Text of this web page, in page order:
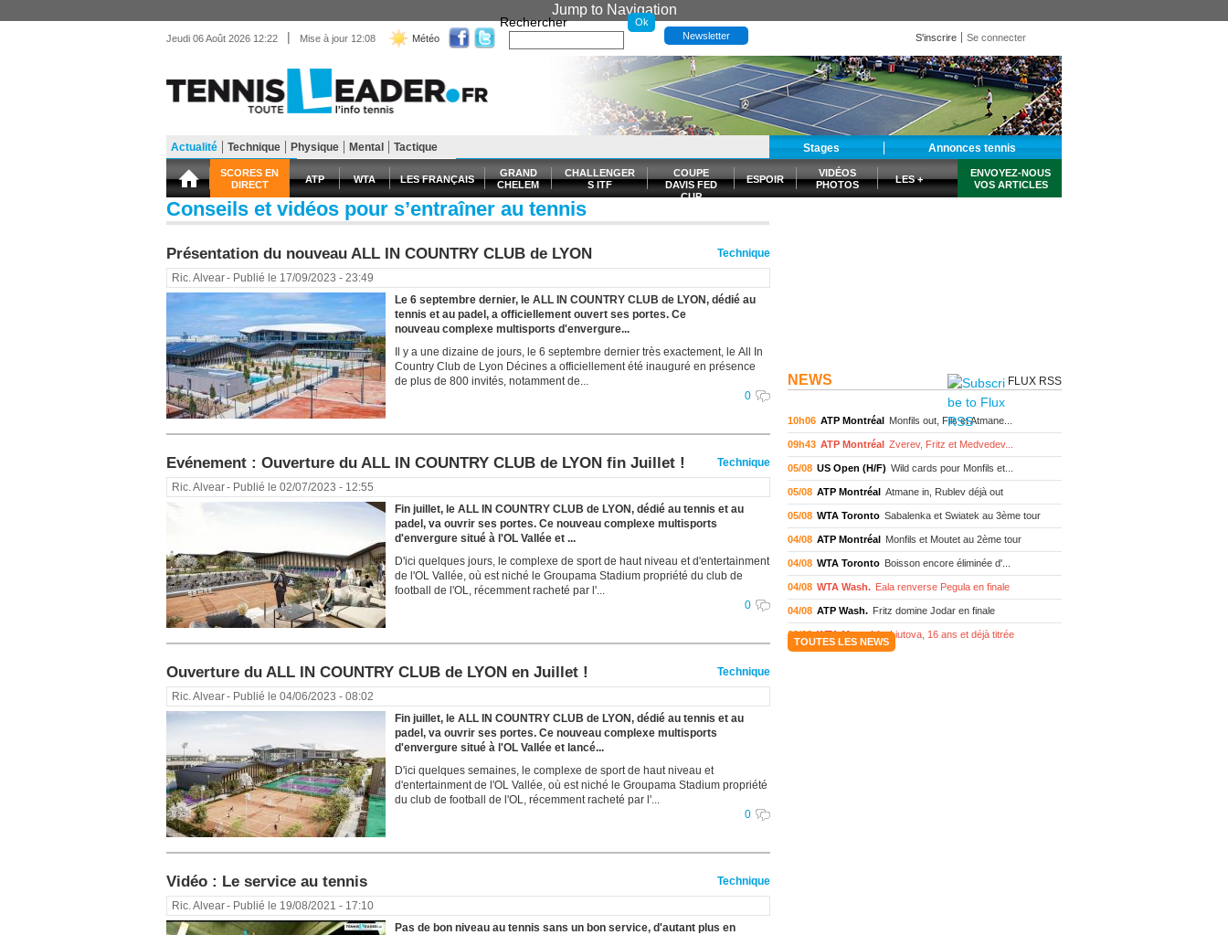
Jump to Navigation
Jeudi 06 Août 2026 12:22 | Mise à jour 12:08 Météo
Rechercher
Newsletter S'inscrire Se connecter
Matériel Entraînement Stages Annonces tennis
SCORES EN
DIRECT
ATP WTA LES FRANÇAIS
GRAND
CHELEM
CHALLENGER
S ITF
COUPE
DAVIS FED
CUP
ESPOIR
VIDÉOS
PHOTOS
LES +
ENVOYEZ-NOUS
VOS ARTICLES
Actualité Technique Physique Mental Tactique
Conseils et vidéos pour s’entraîner au tennis
Présentation du nouveau ALL IN COUNTRY CLUB de LYON
Technique
Ric. Alvear- Publié le 17/09/2023 - 23:49
Le 6 septembre dernier, le ALL IN COUNTRY CLUB de LYON, dédié au
tennis et au padel, a officiellement ouvert ses portes. Ce
nouveau complexe multisports d'envergure...
Il y a une dizaine de jours, le 6 septembre dernier très exactement, le All In
Country Club de Lyon Décines a officiellement été inauguré en présence
de plus de 800 invités, notamment de...
0
Evénement : Ouverture du ALL IN COUNTRY CLUB de LYON fin Juillet !
Technique
Ric. Alvear- Publié le 02/07/2023 - 12:55
Fin juillet, le ALL IN COUNTRY CLUB de LYON, dédié au tennis et au
padel, va ouvrir ses portes. Ce nouveau complexe multisports
d'envergure situé à l'OL Vallée et ...
D'ici quelques jours, le complexe de sport de haut niveau et d'entertainment
de l'OL Vallée, où est niché le Groupama Stadium propriété du club de
football de l'OL, récemment racheté par l'...
0
Ouverture du ALL IN COUNTRY CLUB de LYON en Juillet !
Technique
Ric. Alvear- Publié le 04/06/2023 - 08:02
Fin juillet, le ALL IN COUNTRY CLUB de LYON, dédié au tennis et au
padel, va ouvrir ses portes. Ce nouveau complexe multisports
d'envergure situé à l'OL Vallée et lancé...
D'ici quelques semaines, le complexe de sport de haut niveau et
d'entertainment de l'OL Vallée, où est niché le Groupama Stadium propriété
du club de football de l'OL, récemment racheté par l'...
0
Vidéo : Le service au tennis
Technique
Ric. Alvear- Publié le 19/08/2021 - 17:10
Pas de bon niveau au tennis sans un bon service, d'autant plus en
NEWS FLUX RSS
10h06 ATP Montréal Monfils out, Fils et Atmane...
09h43 ATP Montréal Zverev, Fritz et Medvedev...
05/08 US Open (H/F) Wild cards pour Monfils et...
05/08 ATP Montréal Atmane in, Rublev déjà out
05/08 WTA Toronto Sabalenka et Swiatek au 3ème tour
04/08 ATP Montréal Monfils et Moutet au 2ème tour
04/08 WTA Toronto Boisson encore éliminée d'...
04/08 WTA Wash. Eala renverse Pegula en finale
04/08 ATP Wash. Fritz domine Jodar en finale
03/08 WTA Memphis Liutova, 16 ans et déjà titrée
TOUTES LES NEWS